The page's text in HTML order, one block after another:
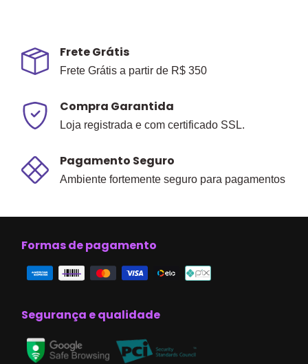
Frete Grátis
Frete Grátis a partir de R$ 350
Compra Garantida
Loja registrada e com certificado SSL.
Pagamento Seguro
Ambiente fortemente seguro para pagamentos
Formas de pagamento
Segurança e qualidade